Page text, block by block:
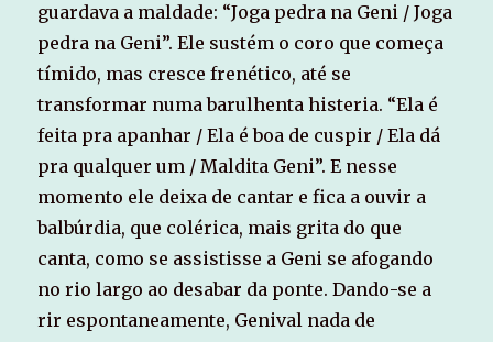
guardava a maldade: “Joga pedra na Geni / Joga
pedra na Geni”. Ele sustém o coro que começa
tímido, mas cresce frenético, até se
transformar numa barulhenta histeria. “Ela é
feita pra apanhar / Ela é boa de cuspir / Ela dá
pra qualquer um / Maldita Geni”. E nesse
momento ele deixa de cantar e fica a ouvir a
balbúrdia, que colérica, mais grita do que
canta, como se assistisse a Geni se afogando
no rio largo ao desabar da ponte. Dando-se a
rir espontaneamente, Genival nada de